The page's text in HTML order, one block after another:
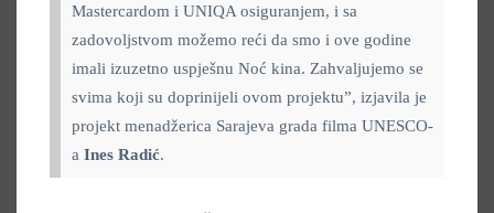
Mastercardom i UNIQA osiguranjem, i sa
zadovoljstvom možemo reći da smo i ove godine
imali izuzetno uspješnu Noć kina. Zahvaljujemo se
svima koji su doprinijeli ovom projektu”, izjavila je
projekt menadžerica Sarajeva grada filma UNESCO-
a Ines Radić.